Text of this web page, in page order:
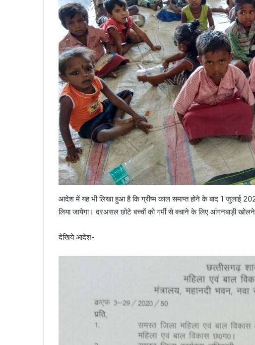
आदेश में यह भी लिखा हुआ है कि ग्रीष्म काल समाप्त होने के बाद 1
लिया जायेगा। दरअसल छोटे बच्चों को गर्मी से बचाने के लिए आंगनबाड़ी
देखिये आदेश-